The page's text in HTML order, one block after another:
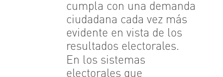
cumpla con una demanda
ciudadana cada vez más
evidente en vista de los
resultados electorales.
En los sistemas
electorales que